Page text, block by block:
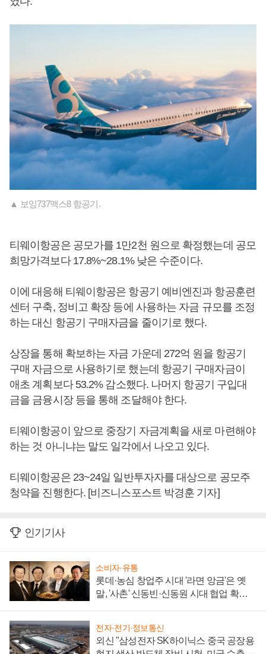
▲ 보잉737맥스8 항공기.
티웨이항공은 공모가를 1만2천 원으로 확정했는데 공모
희망가격보다 17.8%~28.1% 낮은 수준이다.
이에 대응해 티웨이항공은 항공기 예비엔진과 항공훈련
센터 구축, 정비고 확장 등에 사용하는 자금 규모를 조정
하는 대신 항공기 구매자금을 줄이기로 했다.
상장을 통해 확보하는 자금 가운데 272억 원을 항공기
구매 자금으로 사용하기로 했는데 항공기 구매자금이
애초 계획보다 53.2% 감소했다. 나머지 항공기 구입대
금을 금융시장 등을 통해 조달해야 한다.
티웨이항공이 앞으로 중장기 자금계획을 새로 마련해야
하는 것 아니냐는 말도 일각에서 나오고 있다.
티웨이항공은 23~24일 일반투자자를 대상으로 공모주
청약을 진행한다. [비즈니스포스트 박경훈 기자]
인기기사
소비자·유통
롯데·농심 창업주 시대 '라면 앙금'은 옛
말, '사촌' 신동빈·신동원 시대 협업 확대
전자·전기·정보통신
외신 "삼성전자 SK하이닉스 중국 공장용